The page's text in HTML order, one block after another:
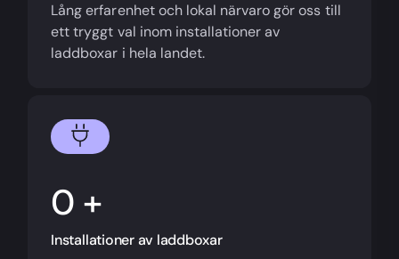
Lång erfarenhet och lokal närvaro gör oss till
ett tryggt val inom installationer av
laddboxar i hela landet.
+
Installationer av laddboxar